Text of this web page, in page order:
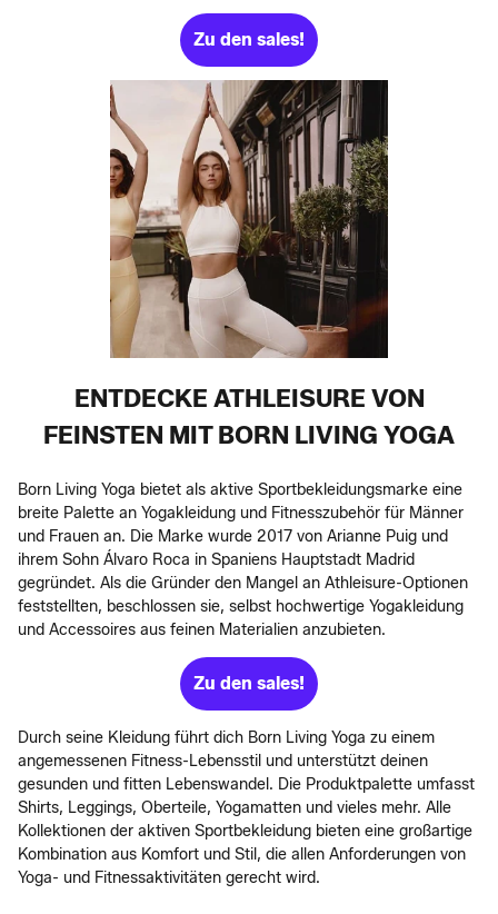
Zu den sales!
ENTDECKE ATHLEISURE VON
FEINSTEN MIT BORN LIVING YOGA
Born Living Yoga bietet als aktive Sportbekleidungsmarke eine
breite Palette an Yogakleidung und Fitnesszubehör für Männer
und Frauen an. Die Marke wurde 2017 von Arianne Puig und
ihrem Sohn Álvaro Roca in Spaniens Hauptstadt Madrid
gegründet. Als die Gründer den Mangel an Athleisure-Optionen
feststellten, beschlossen sie, selbst hochwertige Yogakleidung
und Accessoires aus feinen Materialien anzubieten.
Zu den sales!
Durch seine Kleidung führt dich Born Living Yoga zu einem
angemessenen Fitness-Lebensstil und unterstützt deinen
gesunden und fitten Lebenswandel. Die Produktpalette umfasst
Shirts, Leggings, Oberteile, Yogamatten und vieles mehr. Alle
Kollektionen der aktiven Sportbekleidung bieten eine großartige
Kombination aus Komfort und Stil, die allen Anforderungen von
Yoga- und Fitnessaktivitäten gerecht wird.